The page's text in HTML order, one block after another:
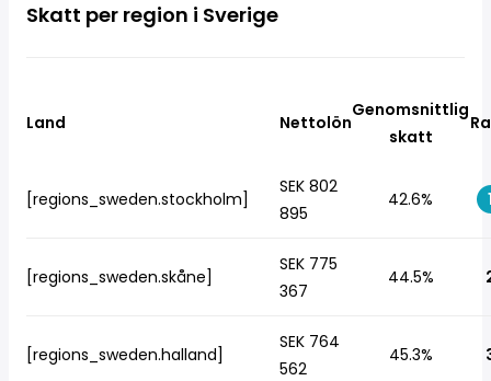
Skatt per region i Sverige
Land Nettolön
Genomsnittlig
skatt
[regions_sweden.stockholm]
SEK 802
895
42.6%
[regions_sweden.skåne]
SEK 775
367
44.5%
[regions_sweden.halland]
SEK 764
562
45.3%